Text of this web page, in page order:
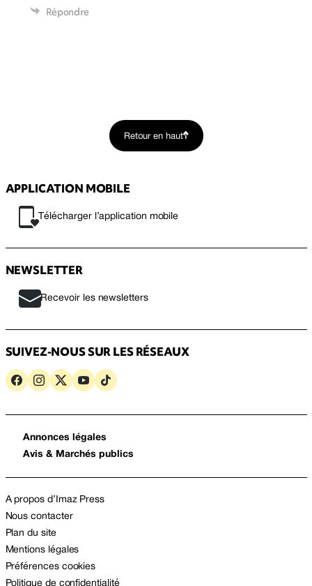
Répondre
Retour en haut
APPLICATION MOBILE
Télécharger l’application mobile
NEWSLETTER
Recevoir les newsletters
SUIVEZ-NOUS SUR LES RÉSEAUX
Annonces légales
Avis & Marchés publics
A propos d’Imaz Press
Nous contacter
Plan du site
Mentions légales
Préférences cookies
Politique de confidentialité